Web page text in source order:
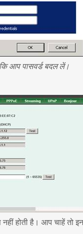
आप पासवर्ड बदल लें।
होती है। आप चाहें तो